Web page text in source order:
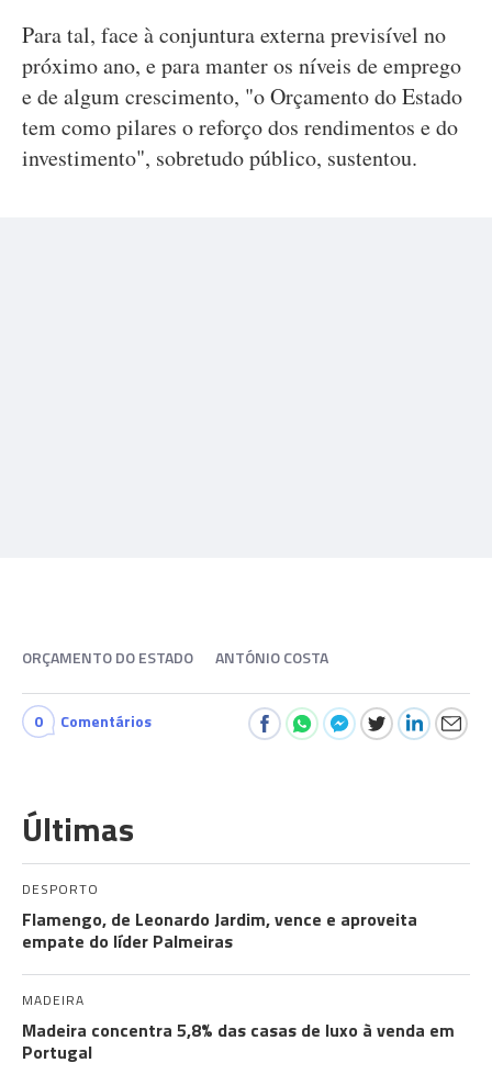
Para tal, face à conjuntura externa previsível no
próximo ano, e para manter os níveis de emprego
e de algum crescimento, "o Orçamento do Estado
tem como pilares o reforço dos rendimentos e do
investimento", sobretudo público, sustentou.
ORÇAMENTO DO ESTADO ANTÓNIO COSTA
0 Comentários
Últimas
DESPORTO
Flamengo, de Leonardo Jardim, vence e aproveita
empate do líder Palmeiras
MADEIRA
Madeira concentra 5,8% das casas de luxo à venda em
Portugal